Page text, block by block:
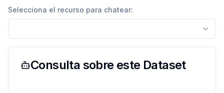
Selecciona el recurso para chatear:
Consulta sobre este Dataset